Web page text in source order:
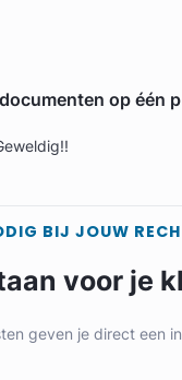
op één
BIJ JOUW
voor je
geven je direct een